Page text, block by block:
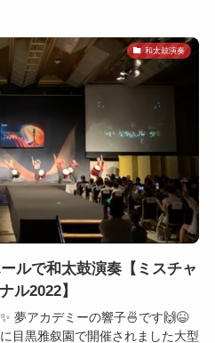
和太鼓演奏
ルで和太鼓演奏【ミスチャ
ル2022】
夢アカデミーの響子🍜です🙌😆
目黒雅叙園で開催されました大型